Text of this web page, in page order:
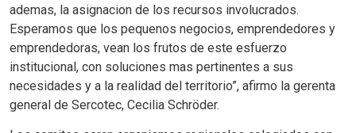
ademas, la asignacion de los recursos involucrados.
Esperamos que los pequenos negocios, emprendedores y
emprendedoras, vean los frutos de este esfuerzo
institucional, con soluciones mas pertinentes a sus
necesidades y a la realidad del territorio”, afirmo la gerenta
general de Sercotec, Cecilia Schröder.